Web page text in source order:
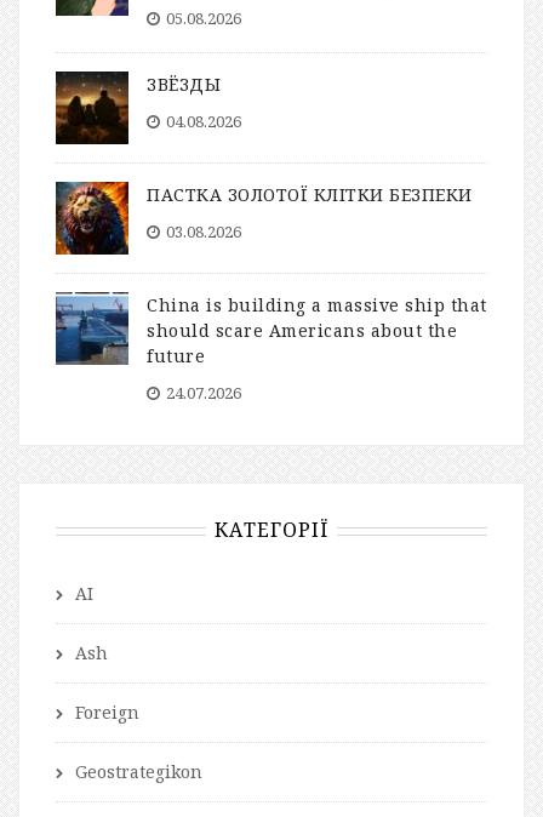
05.08.2026
ЗВЁЗДЫ
04.08.2026
ПАСТКА ЗОЛОТОЇ КЛІТКИ БЕЗПЕКИ
03.08.2026
China is building a massive ship that
should scare Americans about the
future
24.07.2026
КАТЕГОРІЇ
AI
Ash
Foreign
Geostrategikon